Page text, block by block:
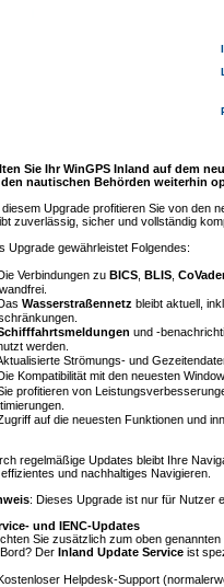
Sie Ihr WinGPS Inland auf dem
nautischen Behörden weiterhin
diesem Upgrade profitieren Sie von den
zuverlässig, sicher und vollständig
Upgrade gewährleistet Folgendes:
Verbindungen zu BICS, BLIS,
Wasserstraßennetz bleibt aktuell,
und -
werden.
Strömungs- und
Kompatibilität mit den neuesten
profitieren von
auf die neuesten Funktionen und
regelmäßige Updates bleibt Ihre
und nachhaltiges Navigieren.
: Dieses Upgrade ist nur für Nutzer
und IENC-Updates
Sie zusätzlich zum oben
Der Inland Update Serviceist
Helpdesk-Support